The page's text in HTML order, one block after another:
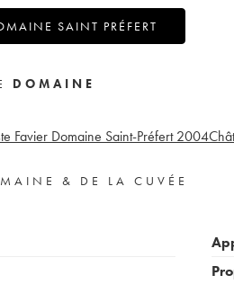
SAINT PRÉFERT
DOMAINE
Favier Domaine Saint-Préfert 2004
& DE LA CUVÉE